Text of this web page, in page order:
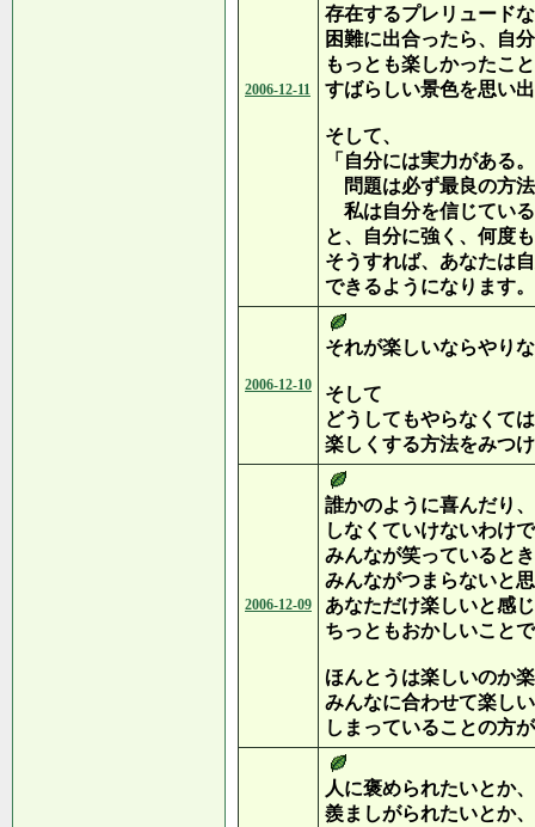
2006-12-11
存在するプレリュード
困難に出合ったら、自
もっとも楽しかったこ
すばらしい景色を思い
そして、
「自分には実力がある。
問題は必ず最良の方
私は自分を信じてい
と、自分に強く、何度
そうすれば、あなたは
できるようになります。
2006-12-10
それが楽しいならやり
そして
どうしてもやらなくて
楽しくする方法をみつ
2006-12-09
誰かのように喜んだり
しなくていけないわけ
みんなが笑っていると
みんながつまらないと
あなただけ楽しいと感
ちっともおかしいこと
ほんとうは楽しいのか
みんなに合わせて楽し
しまっていることの方
人に褒められたいとか、
羨ましがられたいとか、